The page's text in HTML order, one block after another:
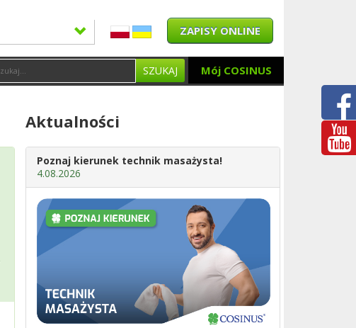
ZAPISY ONLINE
Mój COSINUS
SZUKAJ
Aktualności
Poznaj kierunek technik masażysta!
4.08.2026